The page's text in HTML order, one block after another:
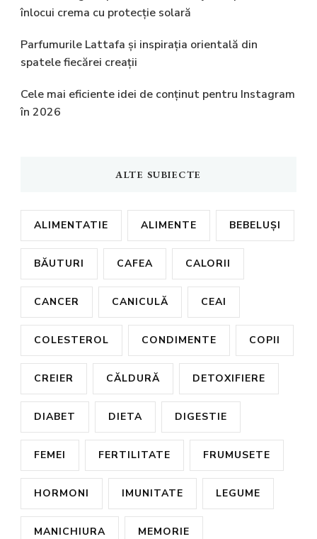
înlocui crema cu protecție solară
Parfumurile Lattafa și inspirația orientală din
spatele fiecărei creații
Cele mai eficiente idei de conținut pentru Instagram
în 2026
ALTE SUBIECTE
ALIMENTATIE ALIMENTE BEBELUȘI
BĂUTURI CAFEA CALORII
CANCER CANICULĂ CEAI
COLESTEROL CONDIMENTE COPII
CREIER CĂLDURĂ DETOXIFIERE
DIABET DIETA DIGESTIE
FEMEI FERTILITATE FRUMUSETE
HORMONI IMUNITATE LEGUME
MANICHIURA MEMORIE